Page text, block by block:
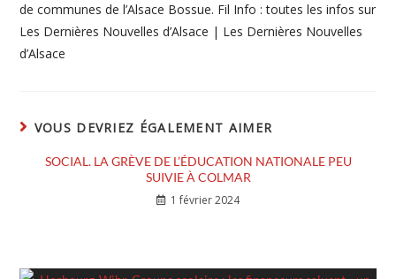
de communes de l’Alsace Bossue. Fil Info : toutes les infos sur
Les Dernières Nouvelles d’Alsace | Les Dernières Nouvelles
d’Alsace
VOUS DEVRIEZ ÉGALEMENT AIMER
SOCIAL. LA GRÈVE DE L’ÉDUCATION NATIONALE PEU
SUIVIE À COLMAR
1 février 2024